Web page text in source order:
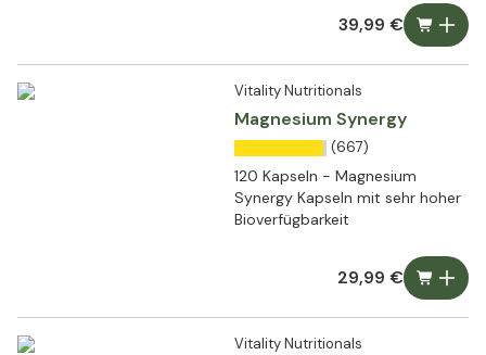
39,99 €
Vitality Nutritionals
Magnesium Synergy
(667)
120 Kapseln - Magnesium
Synergy Kapseln mit sehr hoher
Bioverfügbarkeit
29,99 €
Vitality Nutritionals